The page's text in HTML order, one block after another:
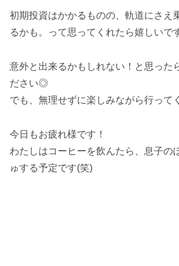
初期投資はかかるものの、軌道にさえ
るかも。って思ってくれたら嬉しいで
意外と出来るかもしれない！と思った
ださい◎
でも、無理せずに楽しみながら行って
今日もお疲れ様です！
わたしはコーヒーを飲んたら、息子の
ゅする予定です(笑)